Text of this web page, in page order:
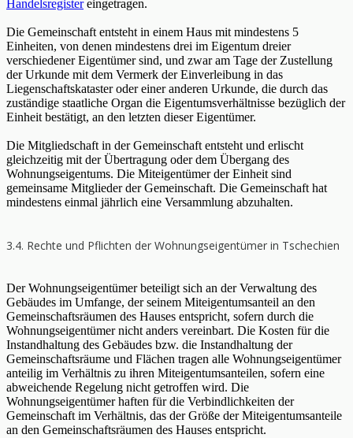
Handelsregistereingetragen.
Die Gemeinschaft entsteht in einem Haus mit mindestens 5
Einheiten, von denen mindestens drei im Eigentum dreier
verschiedener Eigentümer sind, und zwar am Tage der Zustellung
der Urkunde mit dem Vermerk der Einverleibung in das
Liegenschaftskataster oder einer anderen Urkunde, die durch das
zuständige staatliche Organ die Eigentumsverhältnisse bezüglich der
Einheit bestätigt, an den letzten dieser Eigentümer.
Die Mitgliedschaft in der Gemeinschaft entsteht und erlischt
gleichzeitig mit der Übertragung oder dem Übergang des
Wohnungseigentums. Die Miteigentümer der Einheit sind
gemeinsame Mitglieder der Gemeinschaft. Die Gemeinschaft hat
mindestens einmal jährlich eine Versammlung abzuhalten.
3.4. Rechte und Pflichten der Wohnungseigentümer in Tschechien
Der Wohnungseigentümer beteiligt sich an der Verwaltung des
Gebäudes im Umfange, der seinem Miteigentumsanteil an den
Gemeinschaftsräumen des Hauses entspricht, sofern durch die
Wohnungseigentümer nicht anders vereinbart. Die Kosten für die
Instandhaltung des Gebäudes bzw. die Instandhaltung der
Gemeinschaftsräume und Flächen tragen alle Wohnungseigentümer
anteilig im Verhältnis zu ihren Miteigentumsanteilen, sofern eine
abweichende Regelung nicht getroffen wird. Die
Wohnungseigentümer haften für die Verbindlichkeiten der
Gemeinschaft im Verhältnis, das der Größe der Miteigentumsanteile
an den Gemeinschaftsräumen des Hauses entspricht.